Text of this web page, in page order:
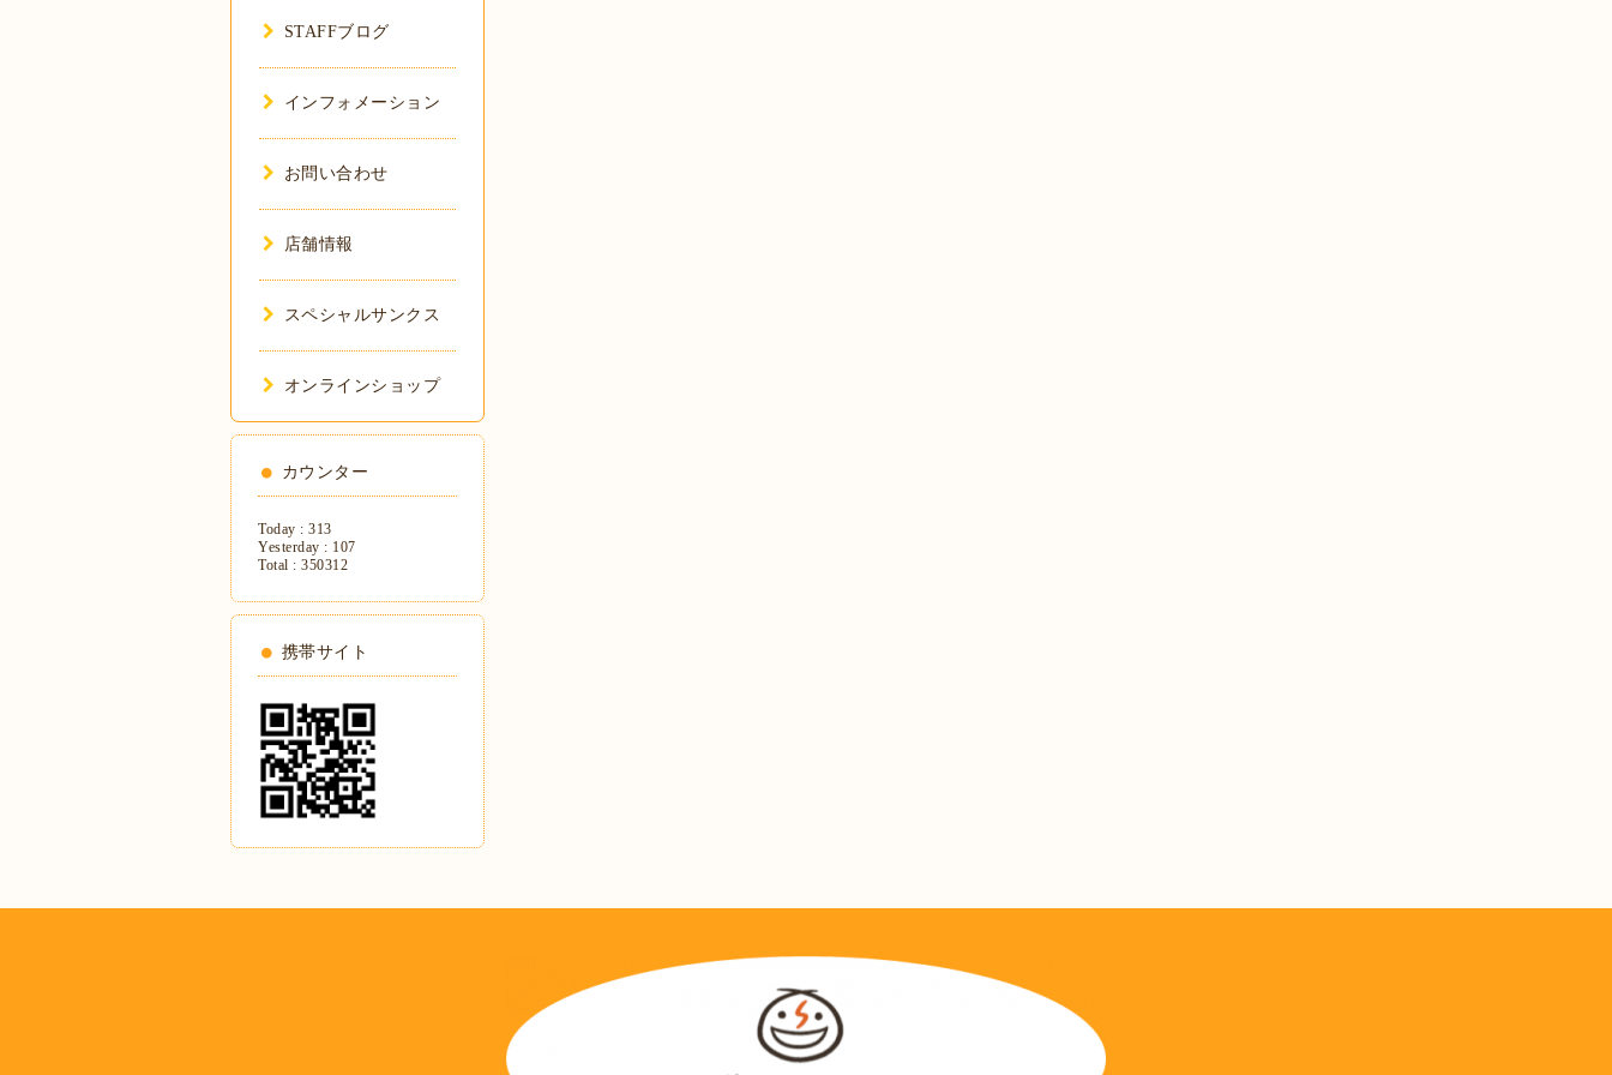
STAFFブログ
インフォメーション
お問い合わせ
店舗情報
スペシャルサンクス
オンラインショップ
カウンター
Today : 313
Yesterday : 107
Total : 350312
携帯サイト